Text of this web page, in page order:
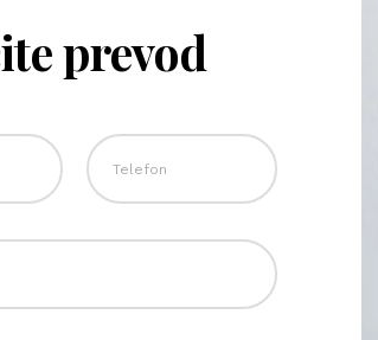
prevod